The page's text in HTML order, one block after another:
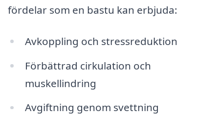
fördelar som en bastu kan erbjuda:
Avkoppling och stressreduktion
Förbättrad cirkulation och
muskellindring
Avgiftning genom svettning